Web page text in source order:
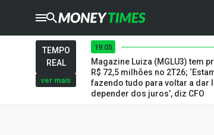
CRYPTOTIMES
TIMES
TEMPO
REAL
ver mais
19:05
Magazine Luiza (MGLU3) tem
R$ 72,5 milhões no 2T26;
fazendo tudo para voltar a dar
depender dos juros’, diz CFO